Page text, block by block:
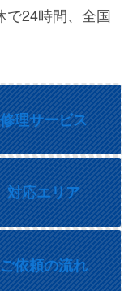
で24時間、全国
修理サービス
対応エリア
ご依頼の流れ